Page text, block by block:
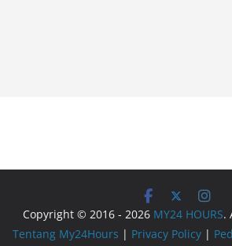
Copyright © 2016 - 2026 MY24 HOURS.
Tentang My24Hours | Privacy Policy |